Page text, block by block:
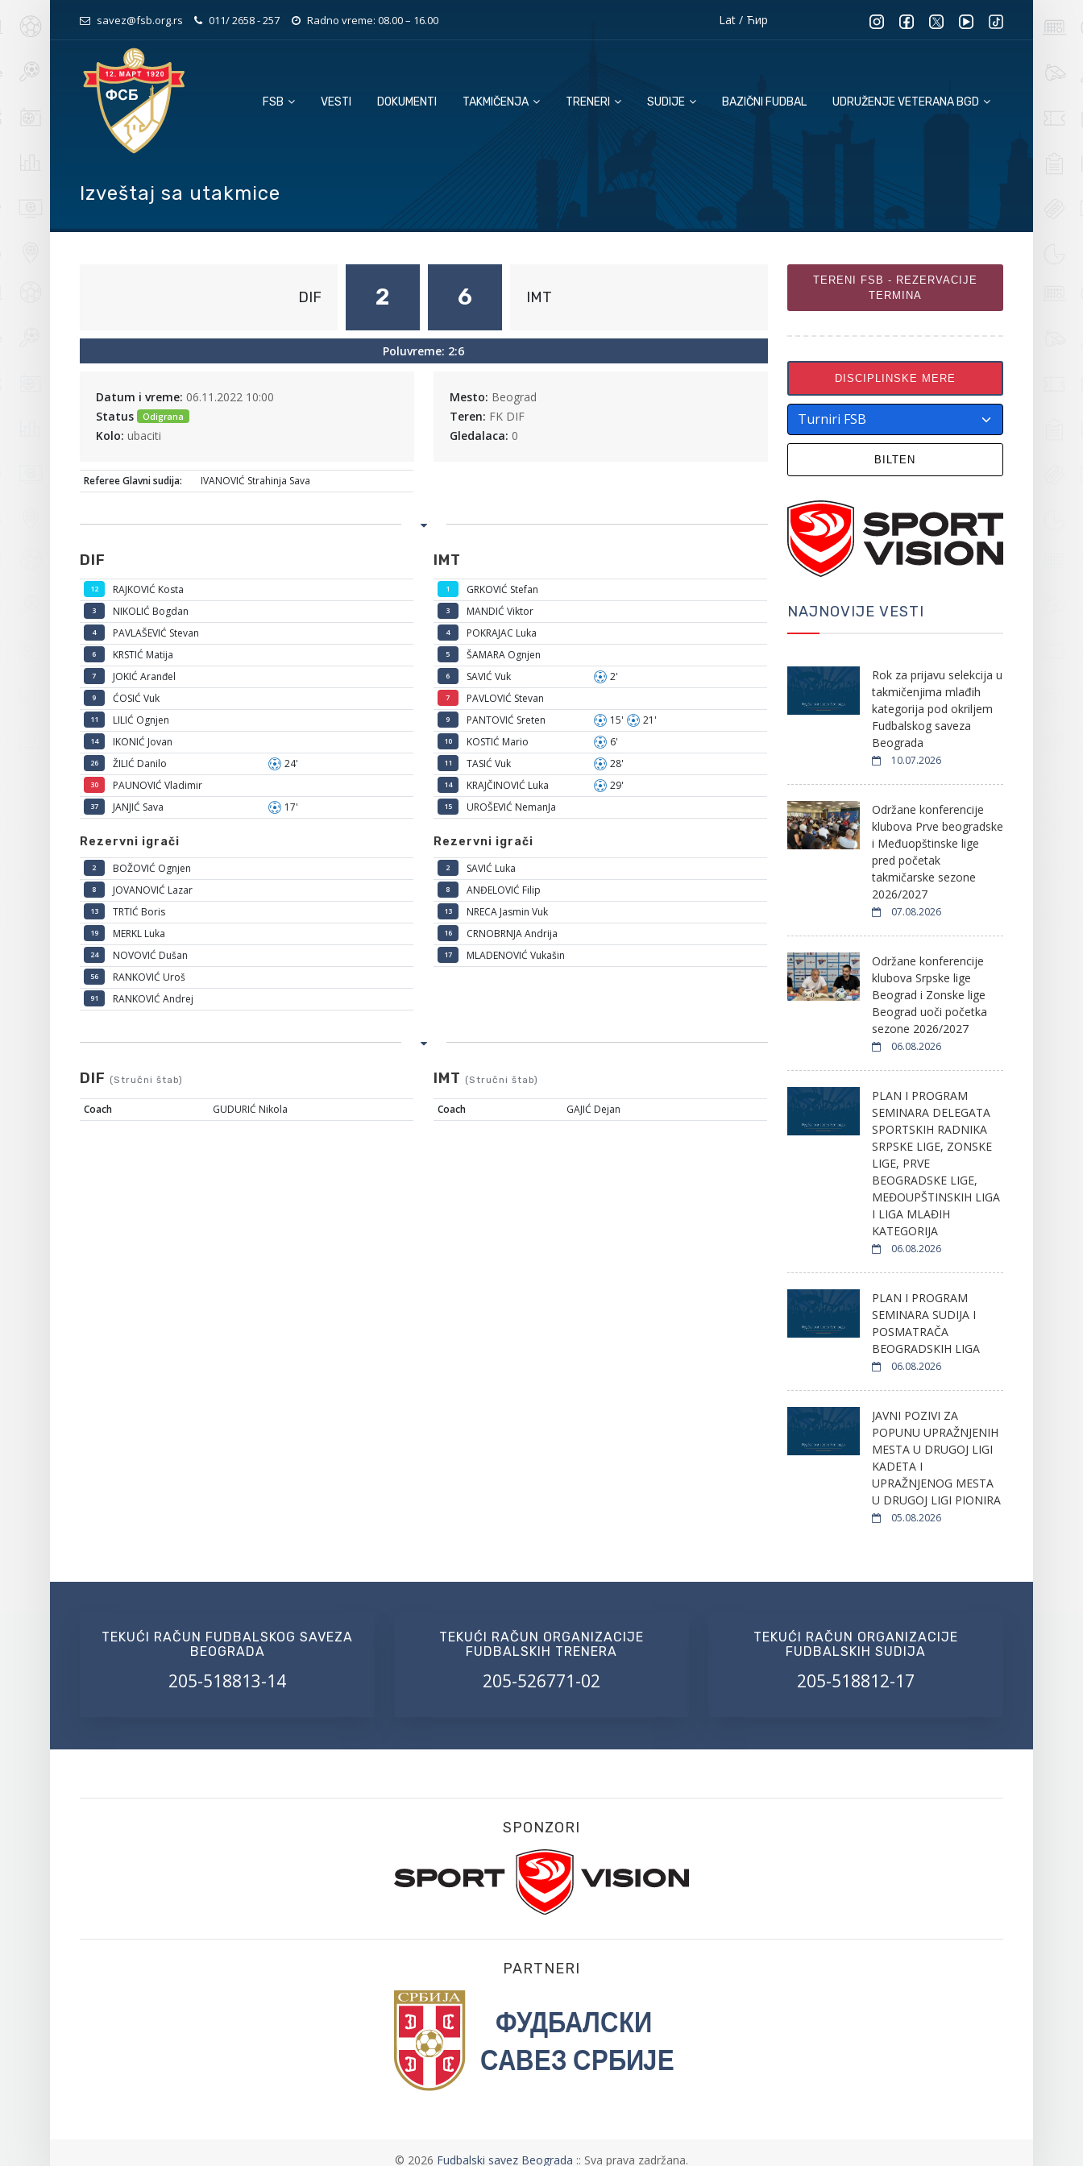
savez@fsb.org.rs 011/ 2658 - 257 Radno vreme: 08.00 – 16.00 Lat/ Ћир
FSB VESTI DOKUMENTI TAKMIČENJA TRENERI SUDIJE BAZIČNI FUDBAL UDRUŽENJE VETERANA BGD
Izveštaj sa utakmice
DIF 2 6 IMT
Poluvreme: 2:6
Datum i vreme: 06.11.2022 10:00
Status
Odigrana
Kolo: ubaciti
Mesto: Beograd
Teren: FK DIF
Gledalaca: 0
Referee Glavni sudija: IVANOVIĆ Strahinja Sava
DIF
12 RAJKOVIĆ Kosta
3 NIKOLIĆ Bogdan
4 PAVLAŠEVIĆ Stevan
6 KRSTIĆ Matija
7 JOKIĆ Aranđel
9 ĆOSIĆ Vuk
11 LILIĆ Ognjen
14 IKONIĆ Jovan
26 ŽILIĆ Danilo 24'
30 PAUNOVIĆ Vladimir
37 JANJIĆ Sava 17'
Rezervni igrači
2 BOŽOVIĆ Ognjen
8 JOVANOVIĆ Lazar
13 TRTIĆ Boris
19 MERKL Luka
24 NOVOVIĆ Dušan
56 RANKOVIĆ Uroš
91 RANKOVIĆ Andrej
IMT
1 GRKOVIĆ Stefan
3 MANDIĆ Viktor
4 POKRAJAC Luka
5 ŠAMARA Ognjen
6 SAVIĆ Vuk 2'
7 PAVLOVIĆ Stevan
9 PANTOVIĆ Sreten 15' 21'
10 KOSTIĆ Mario 6'
11 TASIĆ Vuk 28'
14 KRAJČINOVIĆ Luka 29'
15 UROŠEVIĆ NemanJa
Rezervni igrači
2 SAVIĆ Luka
8 ANĐELOVIĆ Filip
13 NRECA Jasmin Vuk
16 CRNOBRNJA Andrija
17 MLADENOVIĆ Vukašin
DIF (Stručni štab)
Coach GUDURIĆ Nikola
IMT (Stručni štab)
Coach GAJIĆ Dejan
TERENI FSB - REZERVACIJE
TERMINA
DISCIPLINSKE MERE
BILTEN
NAJNOVIJE VESTI
Rok za prijavu selekcija u
takmičenjima mlađih
kategorija pod okriljem
Fudbalskog saveza
Beograda
10.07.2026
Održane konferencije
klubova Prve beogradske
i Međuopštinske lige
pred početak
takmičarske sezone
2026/2027
07.08.2026
Održane konferencije
klubova Srpske lige
Beograd i Zonske lige
Beograd uoči početka
sezone 2026/2027
06.08.2026
PLAN I PROGRAM
SEMINARA DELEGATA
SPORTSKIH RADNIKA
SRPSKE LIGE, ZONSKE
LIGE, PRVE
BEOGRADSKE LIGE,
MEĐOUPŠTINSKIH LIGA
I LIGA MLAĐIH
KATEGORIJA
06.08.2026
PLAN I PROGRAM
SEMINARA SUDIJA I
POSMATRAČA
BEOGRADSKIH LIGA
06.08.2026
JAVNI POZIVI ZA
POPUNU UPRAŽNJENIH
MESTA U DRUGOJ LIGI
KADETA I
UPRAŽNJENOG MESTA
U DRUGOJ LIGI PIONIRA
05.08.2026
TEKUĆI RAČUN FUDBALSKOG SAVEZA
BEOGRADA
205-518813-14
TEKUĆI RAČUN ORGANIZACIJE
FUDBALSKIH TRENERA
205-526771-02
TEKUĆI RAČUN ORGANIZACIJE
FUDBALSKIH SUDIJA
205-518812-17
SPONZORI
PARTNERI
© 2026 Fudbalski savez Beograda :: Sva prava zadržana.